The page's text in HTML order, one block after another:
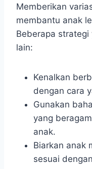
Memberikan
membantu anak
Beberapa
lain:
Kenalkan
dengan cara
Gunakan
yang
anak.
Biarkan anak
sesuai